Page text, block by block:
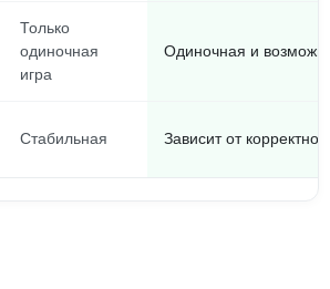
Только
одиночная
игра
Одиночная и
Стабильная Зависит от